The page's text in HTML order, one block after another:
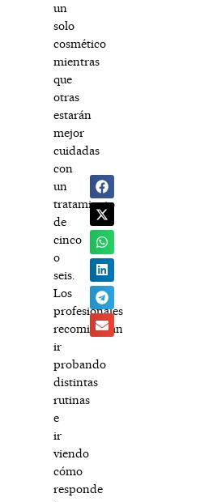
un
solo
cosmético
mientras
que
otras
estarán
mejor
cuidadas
con
un
tratamiento
de
cinco
o
seis.
Los
profesionales
recomiendan
ir
probando
distintas
rutinas
e
ir
viendo
cómo
responde